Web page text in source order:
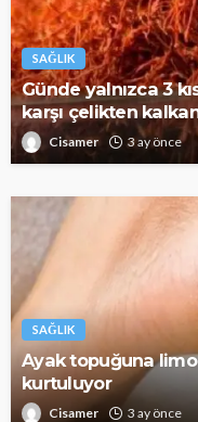
SAĞLIK
Günde yalnızca 3
karşı çelikten
Cisamer 3 ay önce
SAĞLIK
Ayak topuğuna
kurtuluyor
Cisamer 3 ay önce